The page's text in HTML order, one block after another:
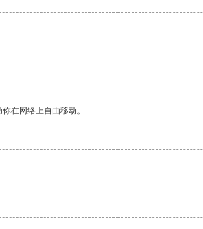
在网络上自由移动。